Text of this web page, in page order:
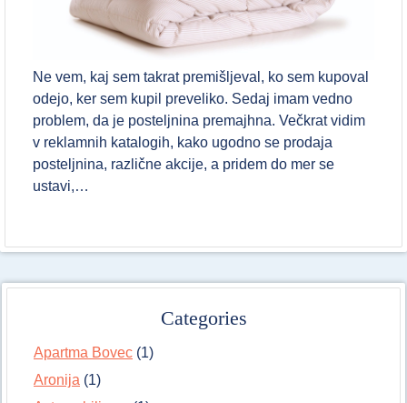
Ne vem, kaj sem takrat premišljeval, ko sem kupoval
odejo, ker sem kupil preveliko. Sedaj imam vedno
problem, da je posteljnina premajhna. Večkrat vidim
v reklamnih katalogih, kako ugodno se prodaja
posteljnina, različne akcije, a pridem do mer se
ustavi,…
Categories
Apartma Bovec (1)
Aronija (1)